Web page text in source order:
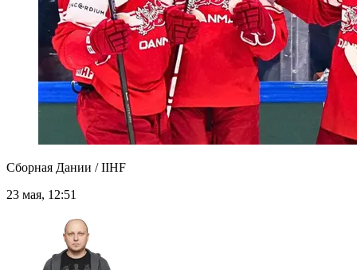
Сборная Дании / IIHF
23 мая, 12:51